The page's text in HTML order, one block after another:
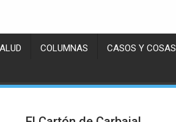
COLUMNAS CASOS Y COSAS